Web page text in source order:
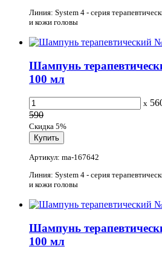
Линия: System 4 - серия
и кожи головы
Шампунь
100 мл
x
590
Скидка 5%
Артикул: ma-167642
Линия: System 4 - серия
и кожи головы
Шампунь
100 мл